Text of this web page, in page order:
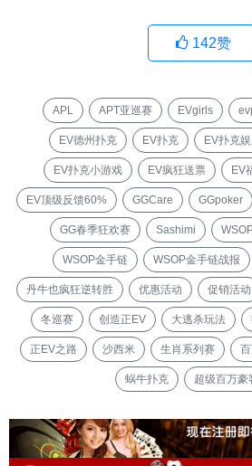
142赞
APL APT亚巡赛 EVgirls
EV德州扑克 EV扑克 EV扑克
EV扑克小游戏 EV疯狂送票 EV
EV顶级反馈60% GGCare GGpoker
GG春季狂欢赛 Sashimi
WSOP金手链 WSOP金手链战报
丹牛也疯狂逆转胜 优惠活动 促销活动
冬巡赛 创造正EV 大逃杀玩法
正EV之路 沙西米 生肖系列赛
蜗牛扑克 超级百万豪